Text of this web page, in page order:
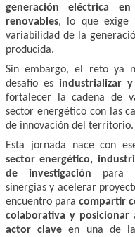
generación eléctrica
renovables, lo que exige
variabilidad de la
producida.
Sin embargo, el reto ya
desafío es industrializar
fortalecer la cadena de
sector energético con las
de innovación del territorio.
Esta jornada nace con
sector energético,
de investigación para
sinergias y acelerar
encuentro para compartir
colaborativa y posicionar
actor claveen una de